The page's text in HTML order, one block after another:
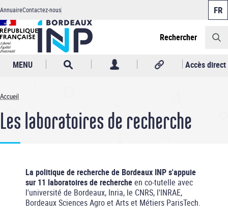
Aller
au
contenu
principal
Header
AnnuaireContactez-nous
Rechercher
MENU Accès direct
Fil
d'Ariane
Accueil
Les laboratoires de recherche
La politique de recherche de Bordeaux INP s'appuie
sur 11 laboratoires de rechercheen co-tutelle avec
l'université de Bordeaux, Inria, le CNRS, l'INRAE,
Bordeaux Sciences Agro et Arts et Métiers ParisTech.
Panneau de gestion des cookies